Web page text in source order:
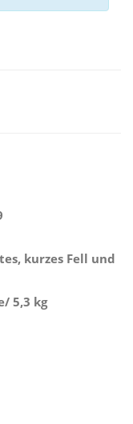
kurzes Fell und
5,3 kg